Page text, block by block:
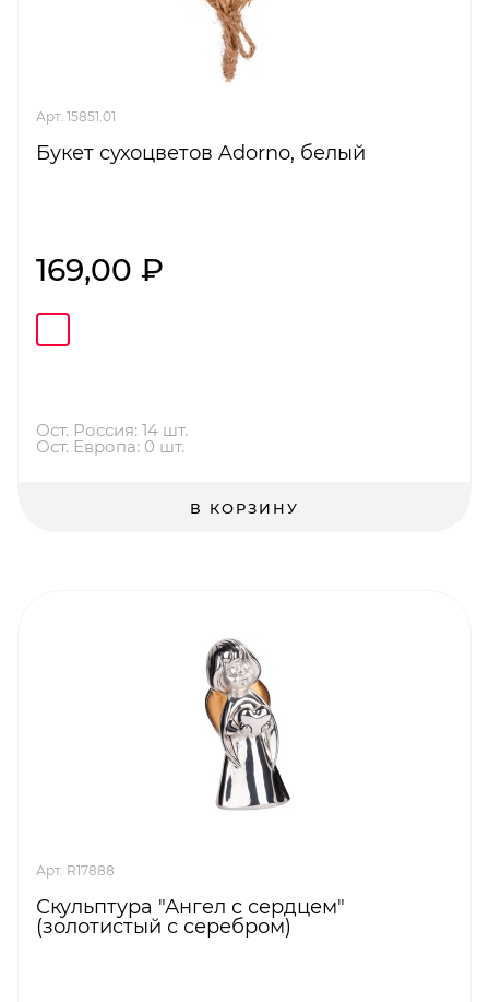
Арт. 15851.01
Букет сухоцветов Adorno, белый
169,00 ₽
Ост. Россия: 14 шт.
Ост. Европа: 0 шт.
В КОРЗИНУ
Арт. R17888
Скульптура "Ангел с сердцем"
(золотистый с серебром)